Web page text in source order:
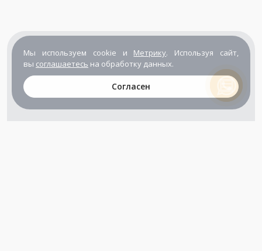
Мы используем cookie и Метрику. Используя сайт,
вы соглашаетесь на обработку данных.
Согласен